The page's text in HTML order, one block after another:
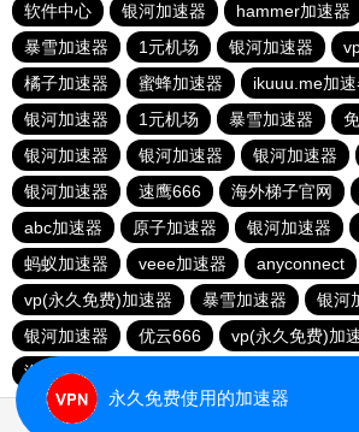
软件中心
银河加速器 hammer加速器
暴雪加速器
1元机场 银河加速器
橘子加速器
蜜蜂加速器
ikuuu.me加
银河加速器
1元机场 暴雪加速器
银河加速器
银河加速器 银河加速器
银河加速器
速鹰666 海外梯子官网
abc加速器
原子加速器 银河加速器
蚂蚁加速器
veee加速器 anyconnect
vp(永久免费)加速器
暴雪加速器
银河
银河加速器
优云666 vp(永久免费)加
海鸥加速器
永久免费使用的加速器